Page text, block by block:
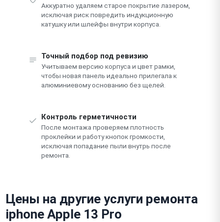
Аккуратно удаляем старое покрытие лазером,
исключая риск повредить индукционную
катушку или шлейфы внутри корпуса.
Точный подбор под ревизию
Учитываем версию корпуса и цвет рамки,
чтобы новая панель идеально прилегала к
алюминиевому основанию без щелей.
Контроль герметичности
После монтажа проверяем плотность
проклейки и работу кнопок громкости,
исключая попадание пыли внутрь после
ремонта.
Цены на другие услуги ремонта
iphone Apple 13 Pro